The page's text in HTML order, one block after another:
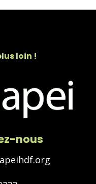
loin !
nous